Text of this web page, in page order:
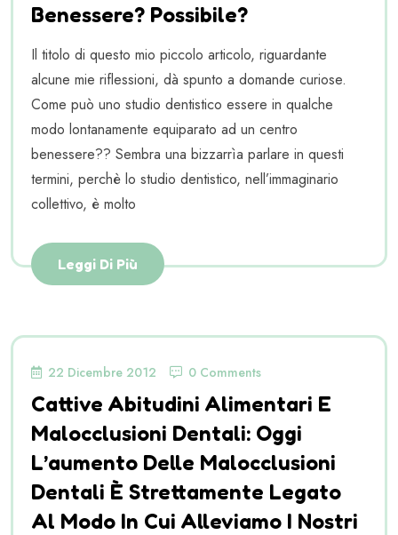
Benessere? Possibile?
Il titolo di questo mio piccolo articolo, riguardante
alcune mie riflessioni, dà spunto a domande curiose.
Come può uno studio dentistico essere in qualche
modo lontanamente equiparato ad un centro
benessere?? Sembra una bizzarrìa parlare in questi
termini, perchè lo studio dentistico, nell’immaginario
collettivo, è molto
Leggi Di Più
22 Dicembre 2012 0 Comments
Cattive Abitudini Alimentari E
Malocclusioni Dentali: Oggi
L’aumento Delle Malocclusioni
Dentali È Strettamente Legato
Al Modo In Cui Alleviamo I Nostri